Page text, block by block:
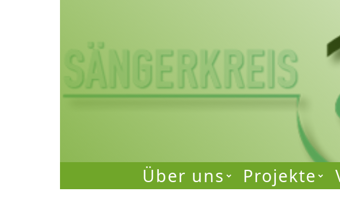
Über uns Projekte